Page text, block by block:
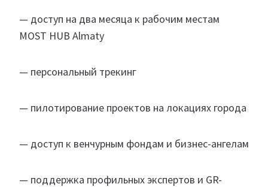
— доступ на два месяца к рабочим местам
MOST HUB Almaty
— персональный трекинг
— пилотирование проектов на локациях города
— доступ к венчурным фондам и бизнес-ангелам
— поддержка профильных экспертов и GR-